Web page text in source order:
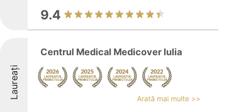
9.4
Laureați
Centrul Medical Medicover Iulia
Arată mai multe >>